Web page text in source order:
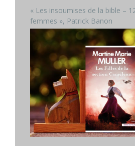
« Les insoumises de la bible –
femmes », Patrick Banon